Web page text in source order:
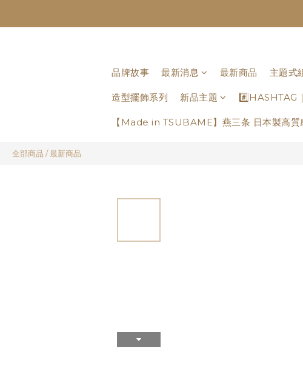
品牌故事 最新消息 最新商品 主題式
造型擺飾系列 新品主題 #️⃣HASHTAG
【Made in TSUBAME】燕三条 日本製高質
全部商品 /最新商品